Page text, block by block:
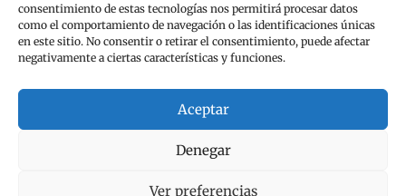
consentimiento de estas tecnologías nos permitirá procesar datos
como el comportamiento de navegación o las identificaciones únicas
en este sitio. No consentir o retirar el consentimiento, puede afectar
negativamente a ciertas características y funciones.
Aceptar
Denegar
Ver preferencias
Enviar comentario
Política de Cookies
Contacta